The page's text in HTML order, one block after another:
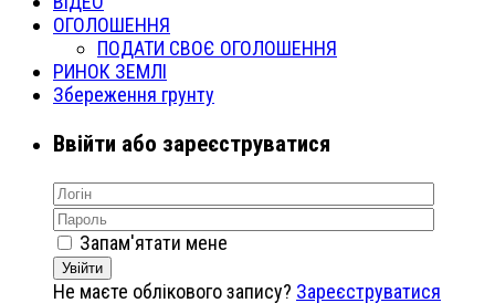
ОГОЛОШЕННЯ
ПОДАТИ СВОЄ ОГОЛОШЕННЯ
РИНОК ЗЕМЛІ
Збереження грунту
Ввійти або зареєструватися
Запам'ятати мене
Увійти
Не маєте облікового запису? Зареєструватися